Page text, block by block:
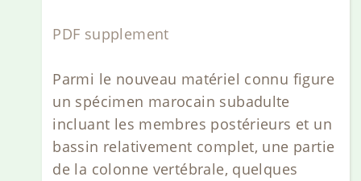
PDF supplement
Parmi le nouveau matériel connu figure
un spécimen marocain subadulte
incluant les membres postérieurs et un
bassin relativement complet, une partie
de la colonne vertébrale, quelques